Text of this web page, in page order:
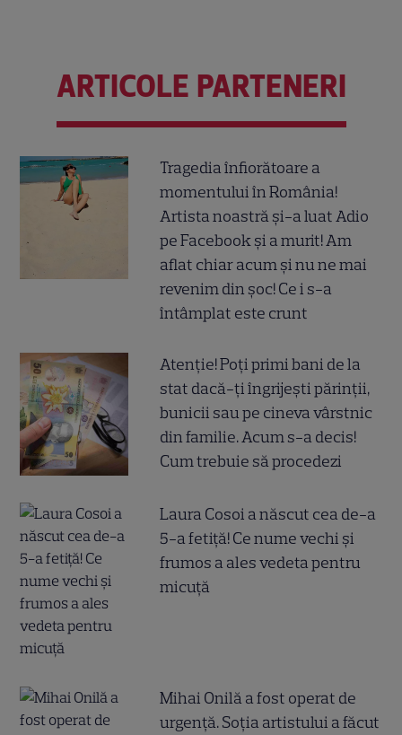
ARTICOLE PARTENERI
Tragedia înfiorătoare a
momentului în România!
Artista noastră și-a luat Adio
pe Facebook și a murit! Am
aflat chiar acum și nu ne mai
revenim din șoc! Ce i s-a
întâmplat este crunt
Atenție! Poți primi bani de la
stat dacă-ți îngrijești părinții,
bunicii sau pe cineva vârstnic
din familie. Acum s-a decis!
Cum trebuie să procedezi
Laura Cosoi a născut cea de-a
5-a fetiță! Ce nume vechi și
frumos a ales vedeta pentru
micuță
Mihai Onilă a fost operat de
urgență. Soția artistului a făcut